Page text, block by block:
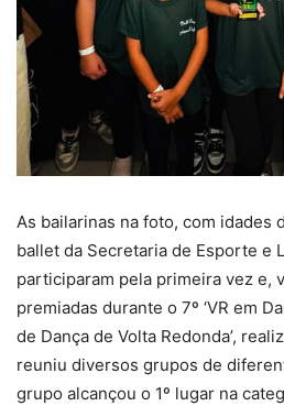
As bailarinas na foto, com idades
ballet da Secretaria de Esporte e
participaram pela primeira vez e,
premiadas durante o 7º ‘VR em
de Dança de Volta Redonda’,
reuniu diversos grupos de
grupo alcançou o 1º lugar na